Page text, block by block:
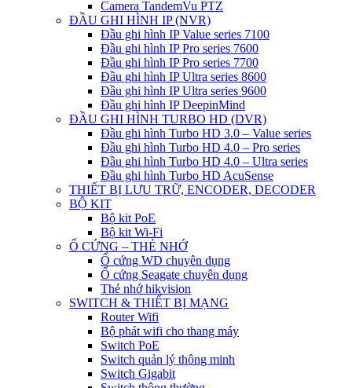
Camera TandemVu PTZ
ĐẦU GHI HÌNH IP (NVR)
Đầu ghi hình IP Value series 7100
Đầu ghi hình IP Pro series 7600
Đầu ghi hình IP Pro series 7700
Đầu ghi hình IP Ultra series 8600
Đầu ghi hình IP Ultra series 9600
Đầu ghi hình IP DeepinMind
ĐẦU GHI HÌNH TURBO HD (DVR)
Đầu ghi hình Turbo HD 3.0 – Value series
Đầu ghi hình Turbo HD 4.0 – Pro series
Đầu ghi hình Turbo HD 4.0 – Ultra series
Đầu ghi hình Turbo HD AcuSense
THIẾT BỊ LƯU TRỮ, ENCODER, DECODER
BỘ KIT
Bộ kit PoE
Bộ kit Wi-Fi
Ổ CỨNG – THẺ NHỚ
Ổ cứng WD chuyên dụng
Ổ cứng Seagate chuyên dụng
Thẻ nhớ hikvision
SWITCH & THIẾT BỊ MẠNG
Router Wifi
Bộ phát wifi cho thang máy
Switch PoE
Switch quản lý thông minh
Switch Gigabit